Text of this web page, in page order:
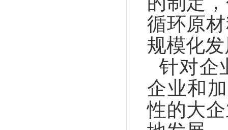
循环原
规模化
针对企
企业和
性的大